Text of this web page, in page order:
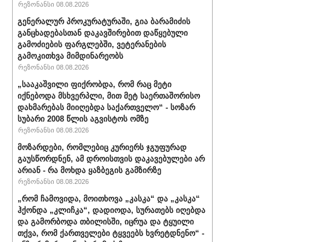
რეზონანსი 08.08.2026
გენერალურ პროკურატურაში, გია ბარამიძის
განცხადებასთან დაკავშირებით დაწყებული
გამოძიების ფარგლებში, ვეტერანების
გამოკითხვა მიმდინარეობს
რეზონანსი 08.08.2026
„სააკაშვილი ფიქრობდა, რომ რაც მეტი
იქნებოდა მსხვერპლი, მით მეტ საერთაშორისო
დახმარებას მიიღებდა საქართველო“ - სოზარ
სუბარი 2008 წლის აგვისტოს ომზე
რეზონანსი 08.08.2026
მოზარდები, რომლებიც კურიერს ჯგუფურად
გაუსწორდნენ, ამ დროისთვის დაკავებულები არ
არიან - რა მოხდა ყაზბეგის გამზირზე
რეზონანსი 08.08.2026
„რომ ჩამოვიდა, მოითხოვა „კასკა“ და „კასკა“
ჰქონდა „კლიჩკა“, დადიოდა, სურათებს იღებდა
და გამორბოდა თბილისში, იცრუა და ტყუილი
თქვა, რომ ქართველები ტყვეებს ხვრეტდნენო“ -